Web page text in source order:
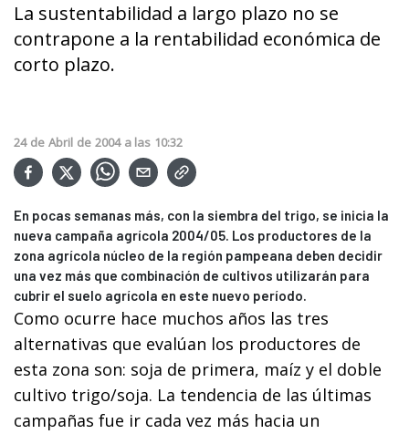
La sustentabilidad a largo plazo no se
contrapone a la rentabilidad económica de
corto plazo.
24 de Abril de 2004 a las 10:32
En pocas semanas más, con la siembra del trigo, se inicia la
nueva campaña agrícola 2004/05. Los productores de la
zona agrícola núcleo de la región pampeana deben decidir
una vez más que combinación de cultivos utilizarán para
cubrir el suelo agrícola en este nuevo período.
Como ocurre hace muchos años las tres
alternativas que evalúan los productores de
esta zona son: soja de primera, maíz y el doble
cultivo trigo/soja. La tendencia de las últimas
campañas fue ir cada vez más hacia un